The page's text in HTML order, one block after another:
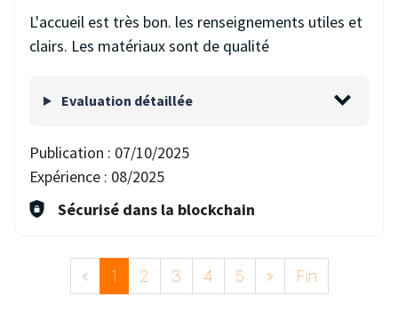
L'accueil est très bon. les renseignements utiles et
clairs. Les matériaux sont de qualité
Evaluation détaillée
Publication : 07/10/2025
Expérience : 08/2025
Sécurisé dans la blockchain
« 1 2 3 4 5 » Fin